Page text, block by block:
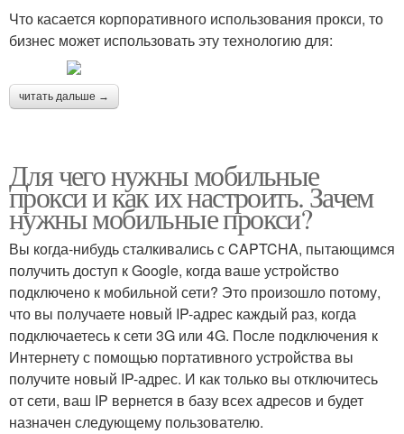
Что касается корпоративного использования прокси, то
бизнес может использовать эту технологию для:
читать дальше →
Для чего нужны мобильные
прокси и как их настроить. Зачем
нужны мобильные прокси?
Вы когда-нибудь сталкивались с CAPTCHA, пытающимся
получить доступ к Google, когда ваше устройство
подключено к мобильной сети? Это произошло потому,
что вы получаете новый IP-адрес каждый раз, когда
подключаетесь к сети 3G или 4G. После подключения к
Интернету с помощью портативного устройства вы
получите новый IP-адрес. И как только вы отключитесь
от сети, ваш IP вернется в базу всех адресов и будет
назначен следующему пользователю.